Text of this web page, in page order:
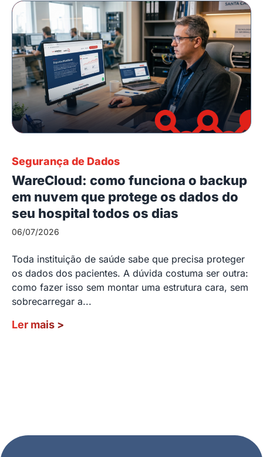
Segurança de Dados
WareCloud: como funciona o backup
em nuvem que protege os dados do
seu hospital todos os dias
06/07/2026
Toda instituição de saúde sabe que precisa proteger
os dados dos pacientes. A dúvida costuma ser outra:
como fazer isso sem montar uma estrutura cara, sem
sobrecarregar a...
Ler mais >